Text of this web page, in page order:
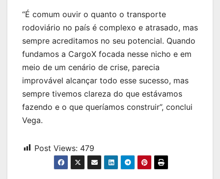
“É comum ouvir o quanto o transporte
rodoviário no país é complexo e atrasado, mas
sempre acreditamos no seu potencial. Quando
fundamos a CargoX focada nesse nicho e em
meio de um cenário de crise, parecia
improvável alcançar todo esse sucesso, mas
sempre tivemos clareza do que estávamos
fazendo e o que queríamos construir”, conclui
Vega.
Post Views: 479